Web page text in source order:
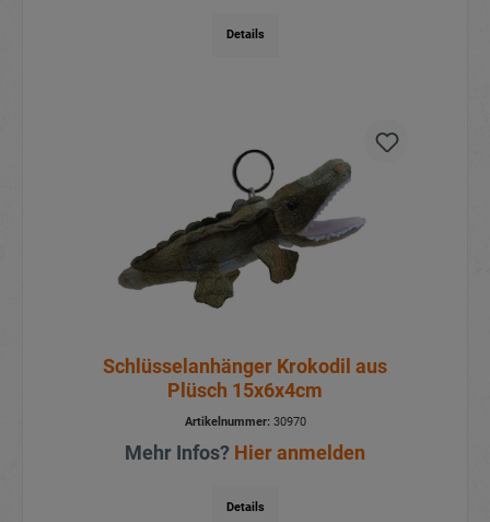
Details
Schlüsselanhänger Krokodil aus
Plüsch 15x6x4cm
Artikelnummer:30970
Mehr Infos? Hier anmelden
Details